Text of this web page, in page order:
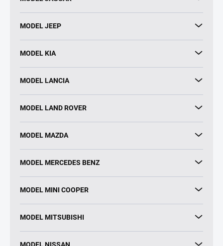
MODEL JEEP
MODEL KIA
MODEL LANCIA
MODEL LAND ROVER
MODEL MAZDA
MODEL MERCEDES BENZ
MODEL MINI COOPER
MODEL MITSUBISHI
MODEL NISSAN